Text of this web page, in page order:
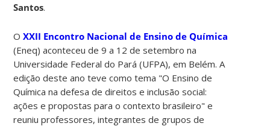
Santos.
OXXII Encontro Nacional de Ensino de Química
(Eneq) aconteceu de 9 a 12 de setembro na
Universidade Federal do Pará (UFPA), em Belém. A
edição deste ano teve como tema "O Ensino de
Química na defesa de direitos e inclusão social:
ações e propostas para o contexto brasileiro" e
reuniu professores, integrantes de grupos de